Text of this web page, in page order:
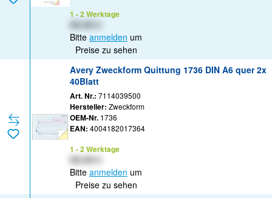
1 - 2 Werktage
Bitte anmelden um
Preise zu sehen
Avery Zweckform Quittung 1736 DIN A6 quer 2x
40Blatt
Art. Nr.: 7114039500
Hersteller: Zweckform
OEM-Nr. 1736
EAN: 4004182017364
1 - 2 Werktage
Bitte anmelden um
Preise zu sehen